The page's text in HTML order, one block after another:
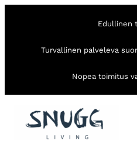
Edullinen
Turvallinen palveleva
Nopea toimitus